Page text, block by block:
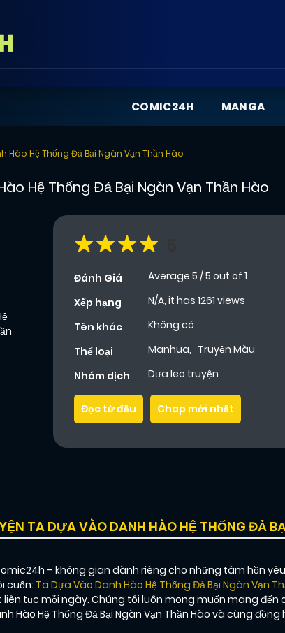
COMIC24H MANGA
Hào Hệ Thống Đả Bại Ngàn Vạn Thần Hào
Hệ Thống Đả Bại Ngàn Vạn Thần Hào
Đánh Giá Average 5 /5 out of 1
Xếp hạng
N/A, it has 1261 views
Tên khác
Không có
Thể loại
Manhua, Truyện Màu
Nhóm dịch
Dưa leo truyện
Đọc từ đầu Chap mới nhất
TA DỰA VÀO DANH HÀO HỆ THỐNG ĐẢ
– không gian dành riêng cho những tâm hồn
cuốn: Ta Dựa Vào Danh Hào Hệ Thống Đả Bại Ngàn Vạn
liên tục mỗi ngày. Chúng tôi luôn mong muốn mang
Hào Hệ Thống Đả Bại Ngàn Vạn Thần Hào và cùng